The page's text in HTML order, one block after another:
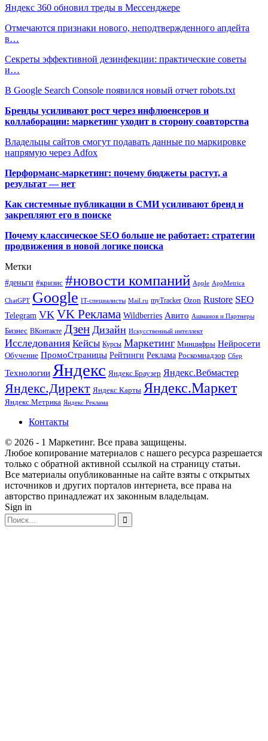
Яндекс 360 обновил треды в Мессенджере
Отмечаются признаки нового, неподтвержденного апдейта
в…
Секреты эффективной дезинфекции: практические советы
и…
В Google Search Console появился новый отчет robots.txt
Бренды усиливают рост через инфлюенсеров и
коллаборации: маркетинг уходит в сторону соавторства
Владельцы сайтов смогут подавать данные по маркировке
напрямую через Adfox
Перформанс-маркетинг: почему бюджеты растут, а
результат — нет
Как системные публикации в СМИ усиливают бренд и
закрепляют его в поиске
Почему классическое SEO больше не работает: стратегии
продвижения в новой логике поиска
Метки
#деньги #кризис #новости компаний Apple AppMetrica
ChatGPT Google IT-специалисты Mail.ru myTracker Ozon Rustore SEO
Telegram VK VK Реклама Wildberries Авито Ашманов и Партнеры
Бизнес ВКонтакте Дзен Дизайн Искусственный интеллект
Исследования Кейсы Курсы Маркетинг Минцифры Нейросети
Обучение ПромоСтраницы Рейтинги Реклама Роскомнадзор Сбер
Технологии Яндекс Яндекс.Браузер Яндекс.Вебмастер
Яндекс.Директ Яндекс.Карты Яндекс.Маркет
Яндекс.Метрика Яндекс Реклама
Контакты
© 2026 - 1 Маркетинг. Все права защищены.
Любое копирование материалов с нашего ресурса разрешается
только с обратной активной ссылкой на страницу статьи.
Все материалы опубликованные на сайте взяты с открытых
источников и других порталов интернета, все права на
авторство принадлежат их законным владельцам.
Sign in